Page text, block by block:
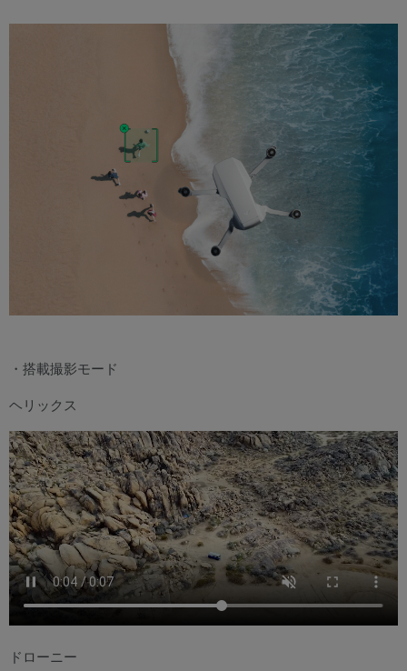
・搭載撮影モード
ヘリックス
ドローニー